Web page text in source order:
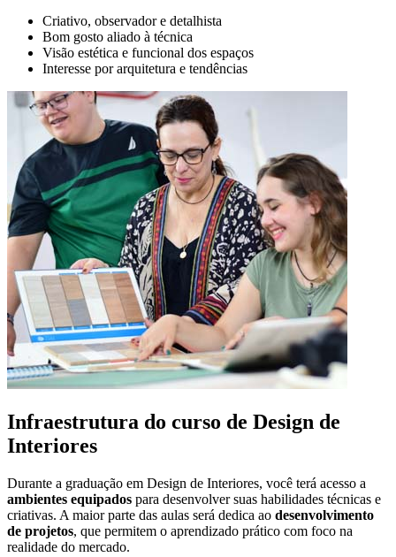
Criativo, observador e detalhista
Bom gosto aliado à técnica
Visão estética e funcional dos espaços
Interesse por arquitetura e tendências
Infraestrutura do curso de Design de
Interiores
Durante a graduação em Design de Interiores, você terá acesso a
ambientes equipados para desenvolver suas habilidades técnicas e
criativas. A maior parte das aulas será dedica ao desenvolvimento
de projetos, que permitem o aprendizado prático com foco na
realidade do mercado.